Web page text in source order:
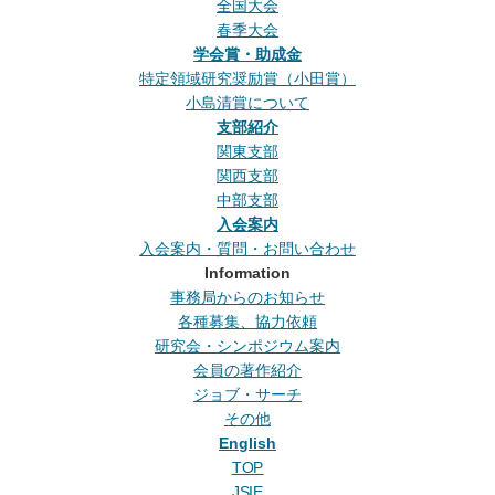
全国大会
春季大会
学会賞・助成金
特定領域研究奨励賞（小田賞）
小島清賞について
支部紹介
関東支部
関西支部
中部支部
入会案内
入会案内・質問・お問い合わせ
Information
事務局からのお知らせ
各種募集、協力依頼
研究会・シンポジウム案内
会員の著作紹介
ジョブ・サーチ
その他
English
TOP